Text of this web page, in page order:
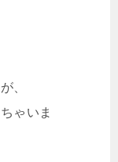
、
ゃいま